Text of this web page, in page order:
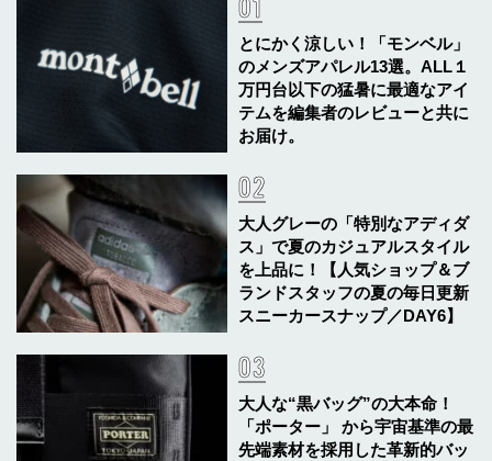
とにかく涼しい！「モンベル」
のメンズアパレル13選。ALL１
万円台以下の猛暑に最適なアイ
テムを編集者のレビューと共に
お届け。
大人グレーの「特別なアディダ
ス」で夏のカジュアルスタイル
を上品に！【人気ショップ＆ブ
ランドスタッフの夏の毎日更新
スニーカースナップ／DAY6】
大人な“黒バッグ”の大本命！
「ポーター」 から宇宙基準の最
先端素材を採用した革新的バッ